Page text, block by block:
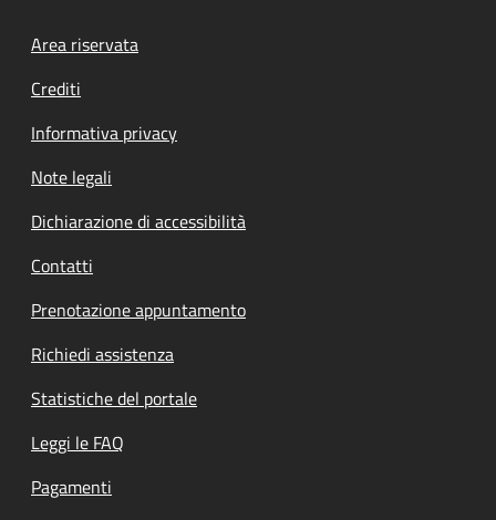
Footer menu
Area riservata
Crediti
Informativa privacy
Note legali
Dichiarazione di accessibilità
Contatti
Prenotazione appuntamento
Richiedi assistenza
Statistiche del portale
Leggi le FAQ
Pagamenti